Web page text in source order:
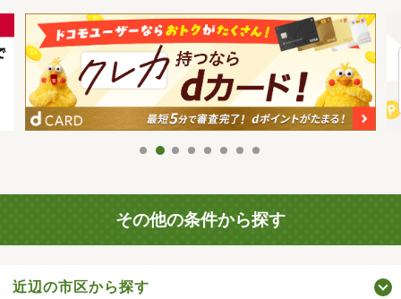
その他の条件から探す
近辺の市区から探す